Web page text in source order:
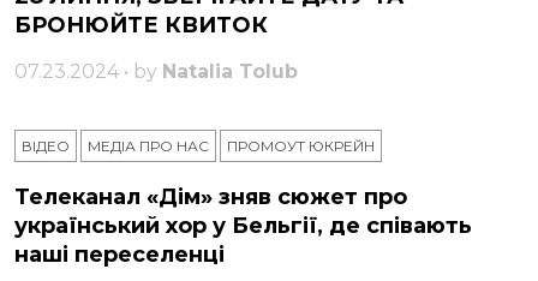
БРОНЮЙТЕ КВИТОК
07.23.2024 • by Natalia Tolub
ВІДЕО МЕДІА ПРО НАС ПРОМОУТ ЮКРЕЙН
Телеканал «Дім» зняв сюжет про
український хор у Бельгії, де співають
наші переселенці